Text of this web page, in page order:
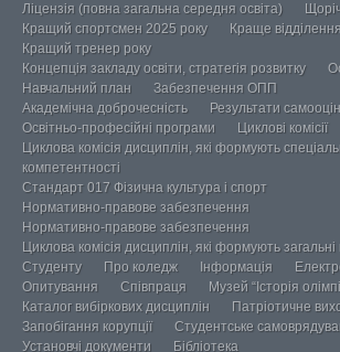
Ліцензія (повна загальна середня освіта)
Кращий спортсмен 2025 року
Краще
Кращий тренер року
Концепція закладу освіти, стратегія розвитку
Навчальний план
Забезпечення ОПП
Академічна доброчесність
Результати
Освітньо-професійні програми
Циклові комісії
Циклова комісія дисциплін, які формують
компетентності
Стандарт 017 Фізична культура і спорт
Нормативно-правове забезпечення
Нормативно-правове забезпечення
Циклова комісія дисциплін, які формують
Студенту
Про коледж Інформація
Опитування
Співпраця
Музей “Історія
Каталог вибіркових дисциплін
Патріотичне
Запобігання корупції
Студентське
Установчі документи
Бібліотека